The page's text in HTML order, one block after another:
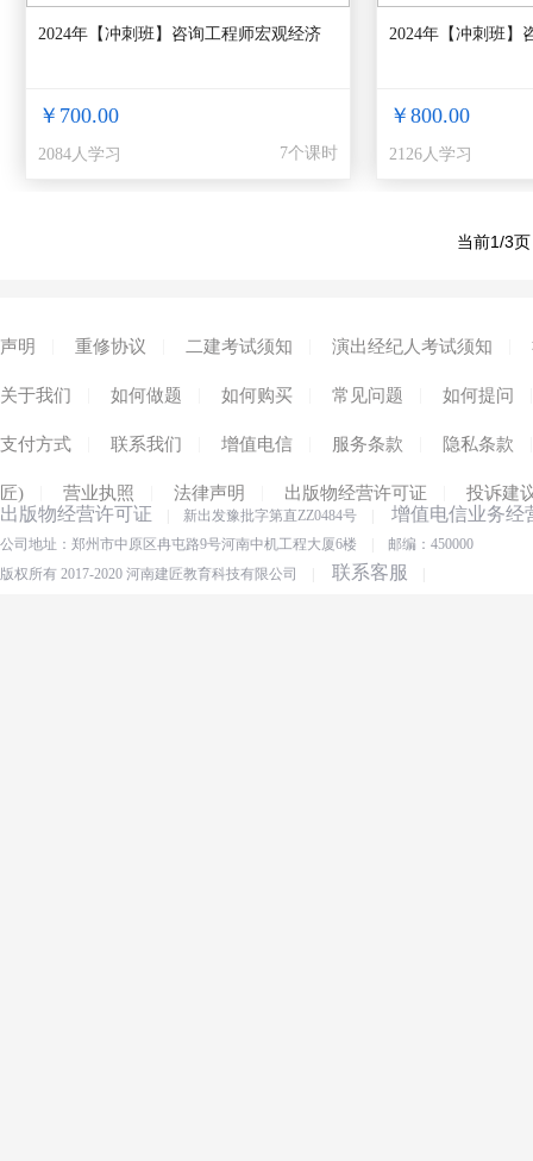
2024年【冲刺班】咨询工程师宏观经济
￥700.00
2084人学习 7个课时
2024年【冲刺班】
￥800.00
2126人学习
当前1/3
声明 重修协议 二建考试须知 演出经纪人考试须知
关于我们 如何做题 如何购买 常见问题 如何提问
支付方式 联系我们 增值电信 服务条款 隐私条款
匠) 营业执照 法律声明 出版物经营许可证 投诉建
出版物经营许可证 新出发豫批字第直ZZ0484号 增值电信业务经
公司地址：郑州市中原区冉屯路9号河南中机工程大厦6楼
邮编：450000
版权所有 2017-2020 河南建匠教育科技有限公司
联系客服